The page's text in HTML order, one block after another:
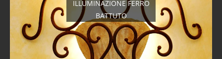
ILLUMINAZIONE FERRO
BATTUTO